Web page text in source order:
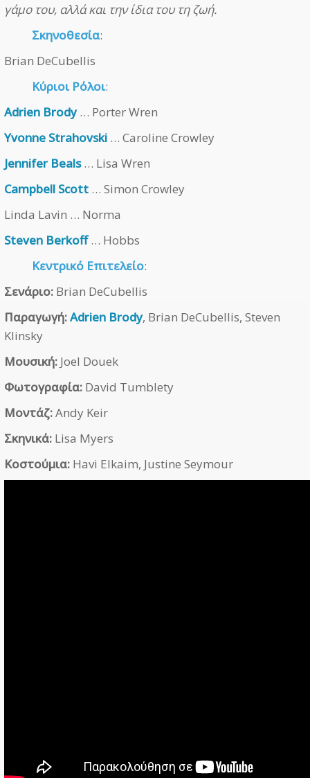
γάμο του, αλλά και την ίδια του τη ζωή.
Σκηνοθεσία:
Brian DeCubellis
Κύριοι Ρόλοι:
Adrien Brody… Porter Wren
Yvonne Strahovski … Caroline Crowley
Jennifer Beals… Lisa Wren
Campbell Scott … Simon Crowley
Linda Lavin … Norma
Steven Berkoff… Hobbs
Κεντρικό Επιτελείο:
Σενάριο: Brian DeCubellis
Παραγωγή:Adrien Brody, Brian DeCubellis, Steven
Klinsky
Μουσική: Joel Douek
Φωτογραφία: David Tumblety
Μοντάζ:Andy Keir
Σκηνικά: Lisa Myers
Κοστούμια: Havi Elkaim, Justine Seymour